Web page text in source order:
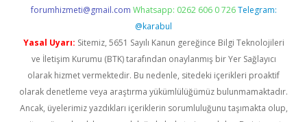
forumhizmeti@gmail.com Whatsapp: 0262 606 0 726 Telegram:
@karabul
Yasal Uyarı: Sitemiz, 5651 Sayılı Kanun gereğince Bilgi Teknolojileri
ve İletişim Kurumu (BTK) tarafından onaylanmış bir Yer Sağlayıcı
olarak hizmet vermektedir. Bu nedenle, sitedeki içerikleri proaktif
olarak denetleme veya araştırma yükümlülüğümüz bulunmamaktadır.
Ancak, üyelerimiz yazdıkları içeriklerin sorumluluğunu taşımakta olup,